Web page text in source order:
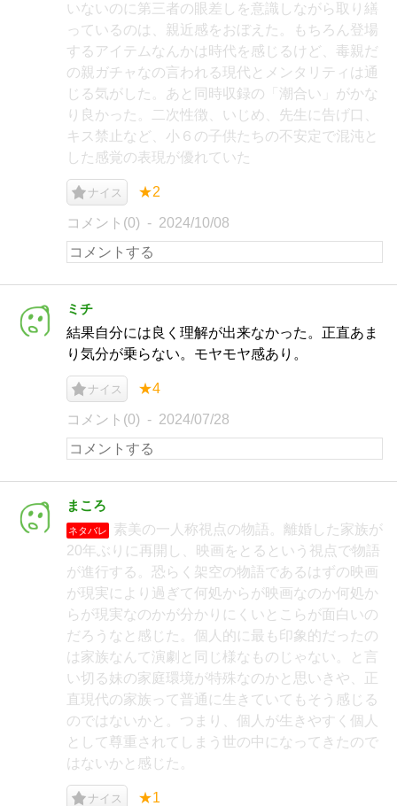
いないのに第三者の眼差しを意識しながら取り繕
っているのは、親近感をおぼえた。もちろん登場
するアイテムなんかは時代を感じるけど、毒親だ
の親ガチャなの言われる現代とメンタリティは通
じる気がした。あと同時収録の「潮合い」がかな
り良かった。二次性徴、いじめ、先生に告げ口、
キス禁止など、小６の子供たちの不安定で混沌と
した感覚の表現が優れていた
ナイス ★2
コメント(0) 2024/10/08
ミチ
結果自分には良く理解が出来なかった。正直あま
り気分が乗らない。モヤモヤ感あり。
ナイス ★4
コメント(0) 2024/07/28
まころ
ネタバレ
素美の一人称視点の物語。離婚した家族が
20年ぶりに再開し、映画をとるという視点で物語
が進行する。恐らく架空の物語であるはずの映画
が現実により過ぎて何処からが映画なのか何処か
らが現実なのかが分かりにくいとこらが面白いの
だろうなと感じた。個人的に最も印象的だったの
は家族なんて演劇と同じ様なものじゃない。と言
い切る妹の家庭環境が特殊なのかと思いきや、正
直現代の家族って普通に生きていてもそう感じる
のではないかと。つまり、個人が生きやすく個人
として尊重されてしまう世の中になってきたので
はないかと感じた。
ナイス ★1